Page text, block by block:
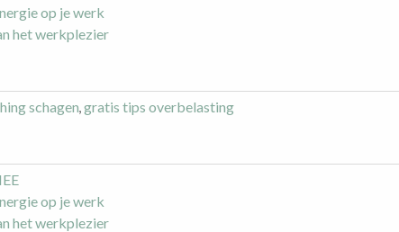
op je werk
het werkplezier
schagen gratis tips overbelasting
op je werk
het werkplezier